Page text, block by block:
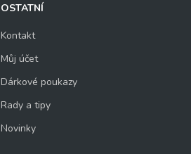
OSTATNÍ
Kontakt
Můj účet
Dárkové poukazy
Rady a tipy
Novinky